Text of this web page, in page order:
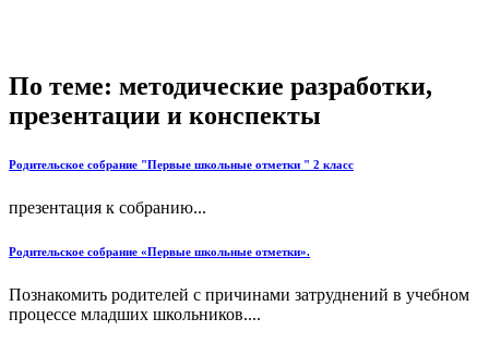
По теме: методические разработки,
презентации и конспекты
Родительское собрание "Первые школьные отметки " 2 класс
презентация к собранию...
Родительское собрание «Первые школьные отметки».
Познакомить родителей с причинами затруднений в учебном
процессе младших школьников....